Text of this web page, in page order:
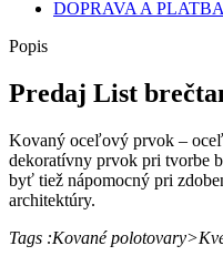
DOPRAVA A PLATBA
Popis
Predaj List
Kovaný oceľový prvok –
dekoratívny prvok pri tvorbe
byť tiež nápomocný pri
architektúry.
Tags :Kované